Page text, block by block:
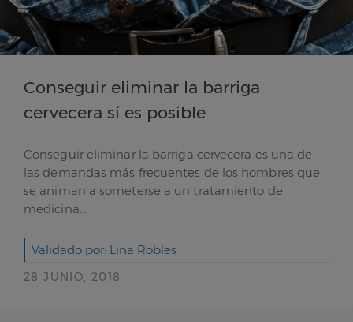
Conseguir eliminar la barriga
cervecera sí es posible
Conseguir eliminar la barriga cervecera es una de
las demandas más frecuentes de los hombres que
se animan a someterse a un tratamiento de
medicina...
Validado por: Lina Robles
28 JUNIO, 2018